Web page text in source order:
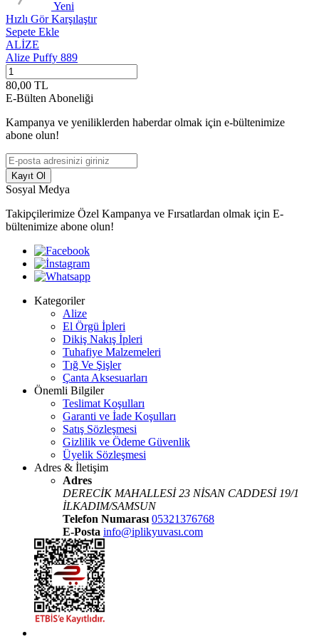
Yeni
Hızlı GörKarşılaştır
Sepete Ekle
ALİZE
Alize Puffy 889
80,00 TL
E-Bülten Aboneliği
Kampanya ve yeniliklerden haberdar olmak için e-bültenimize
abone olun!
Kayıt Ol
Sosyal Medya
Takipçilerimize Özel Kampanya ve Fırsatlardan olmak için E-
bültenimize abone olun!
Kategoriler
Alize
El Örgü İpleri
Dikiş Nakış İpleri
Tuhafiye Malzemeleri
Tığ Ve Şişler
Çanta Aksesuarları
Önemli Bilgiler
Teslimat Koşulları
Garanti ve İade Koşulları
Satış Sözleşmesi
Gizlilik ve Ödeme Güvenlik
Üyelik Sözleşmesi
Adres & İletişim
Adres
DERECİK MAHALLESİ 23 NİSAN CADDESİ 19/1
İLKADIM/SAMSUN
Telefon Numarası 05321376768
E-Posta info@iplikyuvası.com